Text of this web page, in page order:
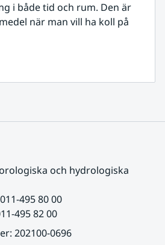
i både tid och rum. Den är
när man vill ha koll på
och hydrologiska
495 80 00
495 82 00
202100-0696